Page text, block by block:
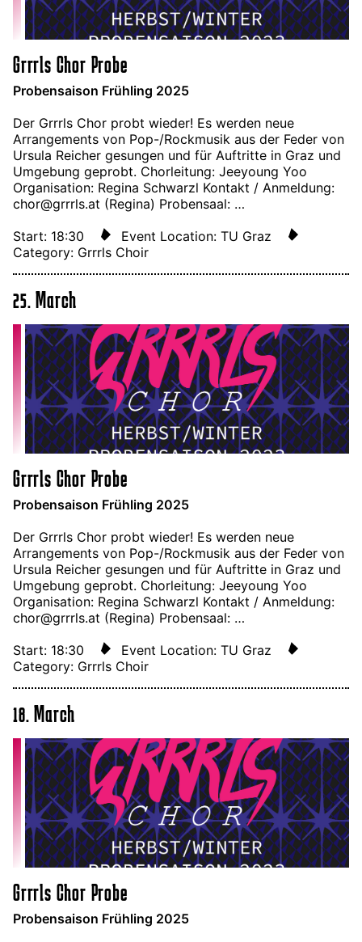
Grrrls Chor Probe
Probensaison Frühling 2025
Der Grrrls Chor probt wieder! Es werden neue
Arrangements von Pop-/Rockmusik aus der Feder von
Ursula Reicher gesungen und für Auftritte in Graz und
Umgebung geprobt. Chorleitung: Jeeyoung Yoo
Organisation: Regina Schwarzl Kontakt / Anmeldung:
chor@grrrls.at (Regina) Probensaal: …
Start: 18:30
Event Location: TU Graz
Category: Grrrls Choir
25. March
Grrrls Chor Probe
Probensaison Frühling 2025
Der Grrrls Chor probt wieder! Es werden neue
Arrangements von Pop-/Rockmusik aus der Feder von
Ursula Reicher gesungen und für Auftritte in Graz und
Umgebung geprobt. Chorleitung: Jeeyoung Yoo
Organisation: Regina Schwarzl Kontakt / Anmeldung:
chor@grrrls.at (Regina) Probensaal: …
Start: 18:30
Event Location: TU Graz
Category: Grrrls Choir
18. March
Grrrls Chor Probe
Probensaison Frühling 2025